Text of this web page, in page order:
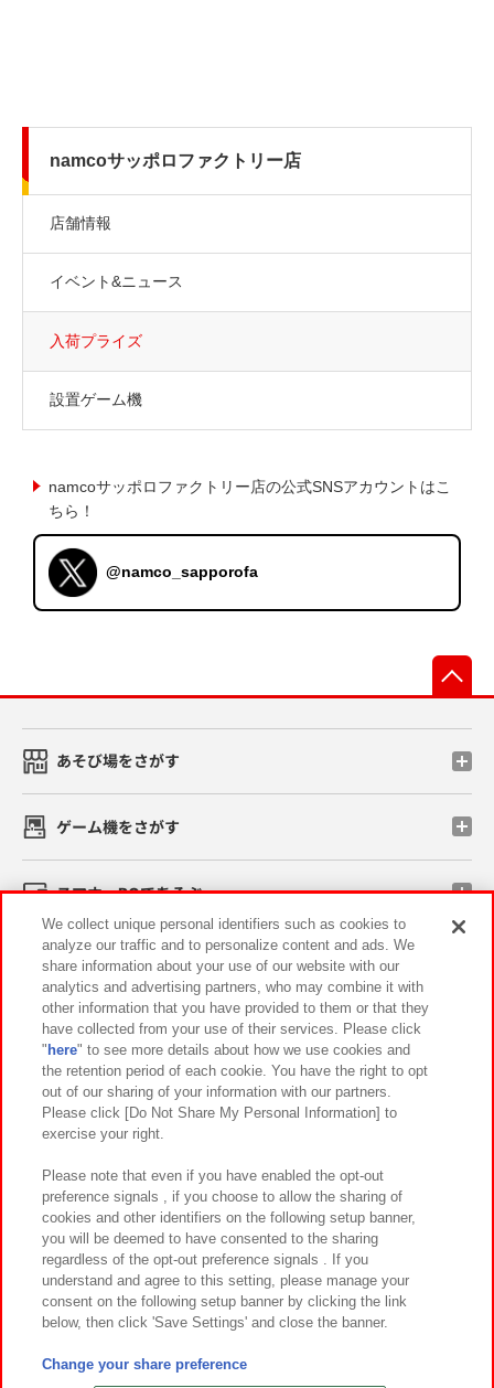
namcoサッポロファクトリー店
店舗情報
イベント&ニュース
入荷プライズ
設置ゲーム機
namcoサッポロファクトリー店の公式SNSアカウントはこ
ちら！
@namco_sapporofa
あそび場をさがす
ゲーム機をさがす
スマホ・PCであそぶ
イベント・キャンペーン
関連会社 サステナビリティ サイトポリシー
プライバシーポリシー ウェブアクセシビリティ方針と検証結果
お取引先さまとともに
カスタマーハラスメント対応方針 よくあるご質問・お問い合わせ
©Bandai Namco Amusement Inc.
©Bandai Namco Amusement Lab Inc.
We collect unique personal identifiers such as cookies to
analyze our traffic and to personalize content and ads. We
share information about your use of our website with our
analytics and advertising partners, who may combine it with
other information that you have provided to them or that they
have collected from your use of their services. Please click
" here" to see more details about how we use cookies and
the retention period of each cookie. You have the right to opt
out of our sharing of your information with our partners.
Please click [Do Not Share My Personal Information] to
exercise your right.
Please note that even if you have enabled the opt-out
preference signals , if you choose to allow the sharing of
cookies and other identifiers on the following setup banner,
you will be deemed to have consented to the sharing
regardless of the opt-out preference signals . If you
understand and agree to this setting, please manage your
consent on the following setup banner by clicking the link
below, then click 'Save Settings' and close the banner.
Change your share preference